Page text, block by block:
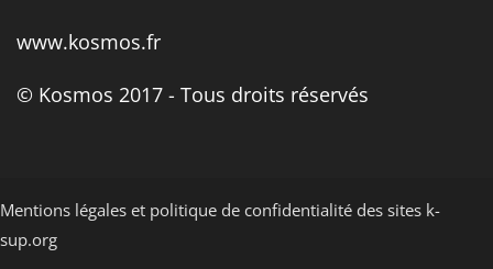
www.kosmos.fr
© Kosmos 2017 - Tous droits réservés
Mentions légales et politique de confidentialité des sites k-
sup.org